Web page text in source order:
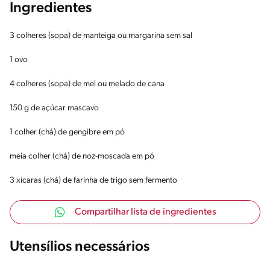
Ingredientes
3 colheres (sopa) de manteiga ou margarina sem sal
1 ovo
4 colheres (sopa) de mel ou melado de cana
150 g de açúcar mascavo
1 colher (chá) de gengibre em pó
meia colher (chá) de noz-moscada em pó
3 xícaras (chá) de farinha de trigo sem fermento
Compartilhar lista de ingredientes
Utensílios necessários